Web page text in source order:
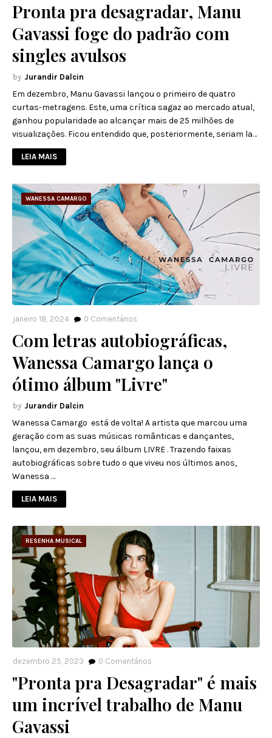
Pronta pra desagradar, Manu
Gavassi foge do padrão com
singles avulsos
Jurandir Dalcin
Em dezembro, Manu Gavassi lançou o primeiro de quatro
curtas-metragens. Este, uma crítica sagaz ao mercado atual,
ganhou popularidade ao alcançar mais de 25 milhões de
visualizações. Ficou entendido que, posteriormente, seriam la…
LEIA MAIS
WANESSA CAMARGO
janeiro 18, 2024 0 Comentários
Com letras autobiográficas,
Wanessa Camargo lança o
ótimo álbum "Livre"
Jurandir Dalcin
Wanessa Camargo está de volta! A artista que marcou uma
geração com as suas músicas românticas e dançantes,
lançou, em dezembro, seu álbum LIVRE . Trazendo faixas
autobiográficas sobre tudo o que viveu nos últimos anos,
Wanessa …
LEIA MAIS
RESENHA MUSICAL
dezembro 25, 2023 0 Comentários
"Pronta pra Desagradar" é mais
um incrível trabalho de Manu
Gavassi